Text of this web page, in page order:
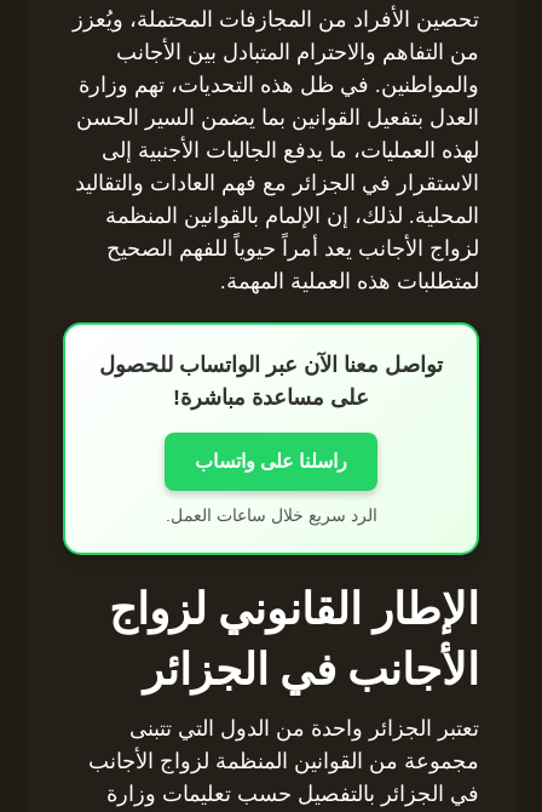
تحصين الأفراد من المجازفات المحتملة، ويُعزز
من التفاهم والاحترام المتبادل بين الأجانب
والمواطنين. في ظل هذه التحديات، تهم وزارة
العدل بتفعيل القوانين بما يضمن السير الحسن
لهذه العمليات، ما يدفع الجاليات الأجنبية إلى
الاستقرار في الجزائر مع فهم العادات والتقاليد
المحلية. لذلك، إن الإلمام بالقوانين المنظمة
لزواج الأجانب يعد أمراً حيوياً للفهم الصحيح
لمتطلبات هذه العملية المهمة.
تواصل معنا الآن عبر الواتساب للحصول
على مساعدة مباشرة!
راسلنا على واتساب
الرد سريع خلال ساعات العمل.
الإطار القانوني لزواج
الأجانب في الجزائر
تعتبر الجزائر واحدة من الدول التي تتبنى
مجموعة من القوانين المنظمة لزواج الأجانب
في الجزائر بالتفصيل حسب تعليمات وزارة